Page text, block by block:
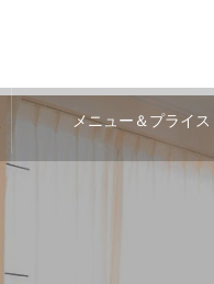
メニュー＆プライス